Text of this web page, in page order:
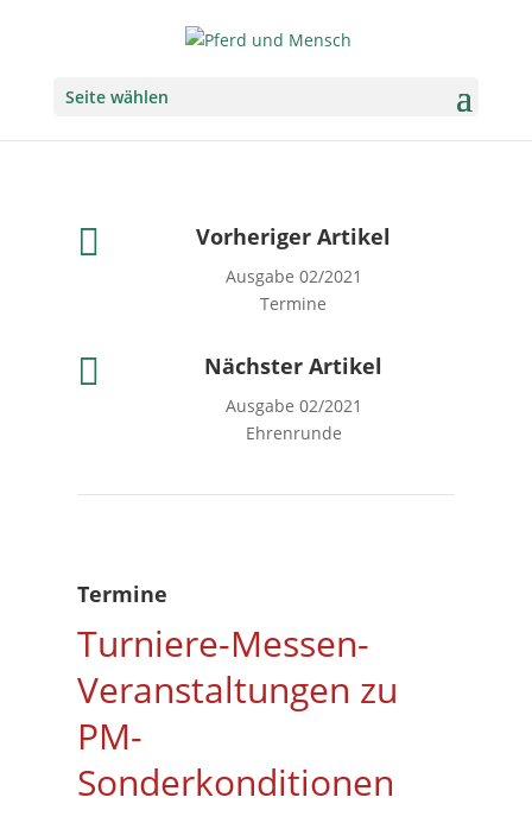
Seite wählen
 Vorheriger Artikel
Ausgabe 02/2021
Termine
 Nächster Artikel
Ausgabe 02/2021
Ehrenrunde
Termine
Turniere-Messen-
Veranstaltungen zu
PM-
Sonderkonditionen